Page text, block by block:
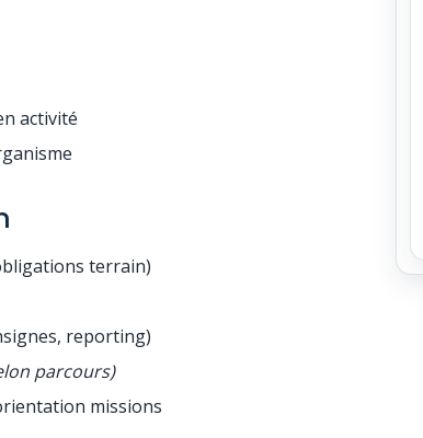
activité
terrain)
reporting)
parcours)
missions